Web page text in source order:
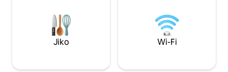
Jiko Wi-Fi